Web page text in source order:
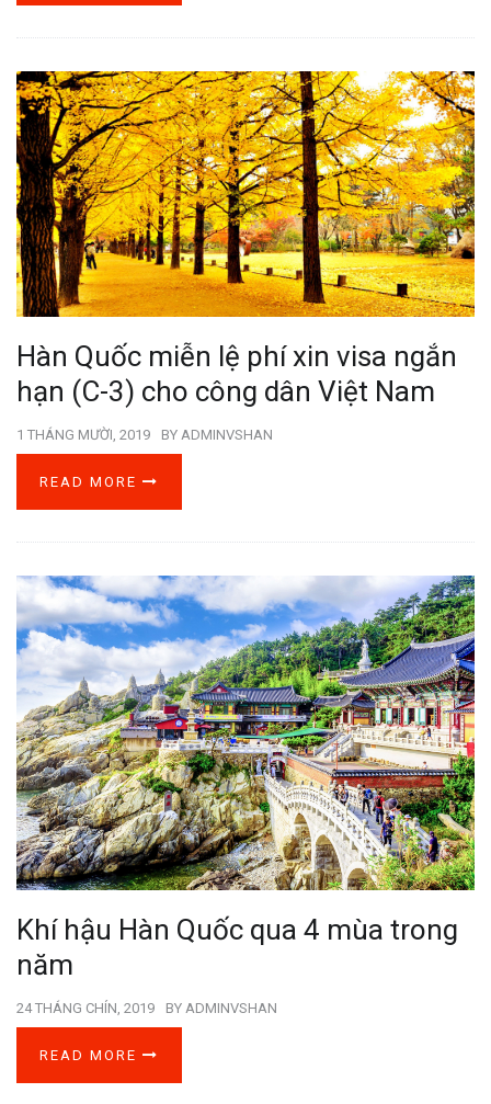
Hàn Quốc miễn lệ phí xin visa ngắn
hạn (C-3) cho công dân Việt Nam
1 THÁNG MƯỜI, 2019 BY ADMINVSHAN
READ MORE
Khí hậu Hàn Quốc qua 4 mùa trong
năm
24 THÁNG CHÍN, 2019 BY ADMINVSHAN
READ MORE